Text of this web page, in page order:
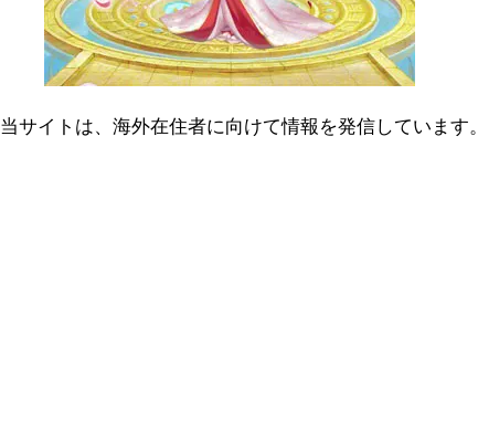
当サイトは、海外在住者に向けて情報を発信しています。